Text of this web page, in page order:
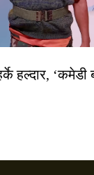
हल्दार, ‘कमेडी